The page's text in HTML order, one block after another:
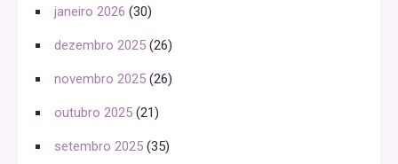
janeiro 2026 (30)
dezembro 2025 (26)
novembro 2025 (26)
outubro 2025 (21)
setembro 2025 (35)